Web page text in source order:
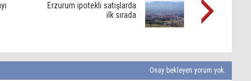
Erzurum ipotekli satışlarda
ilk sırada
Onay bekleyen yorum yok.